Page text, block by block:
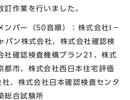
作業を行いました。
ンバー（50音順）：株式会社I－
パン株式会社、株式会社確認検
社確認検査機構プラン21、株式
都市、株式会社西日本住宅評価
、株式会社日本確認検査センタ
総合試験所